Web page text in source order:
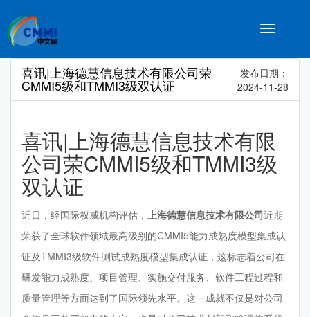
Toggle
喜讯|上海德慧信息技术有限公司荣
CMMI5级和TMMI3级双认证
发布日期：
2024-11-28
喜讯|上海德慧信息技术有限
公司荣CMMI5级和TMMI3级
双认证
近日，经国际权威机构评估， 上海德慧信息技术有限公司近期
荣获了全球软件领域最高级别的CMMI5能力成熟度模型集成认
证及TMMI3级软件测试成熟度模型集成认证，这标志着公司在
研发能力成熟度、项目管理、实施交付服务、软件工程过程和
质量管理等方面达到了国际领先水平。这一成就不仅是对公司